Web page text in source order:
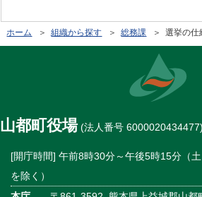
ホーム ＞組織から探す ＞総務課 ＞ 選挙の仕
山都町役場(法人番号 6000020434477)
[開庁時間] 午前8時30分～午後5時15分（
を除く）